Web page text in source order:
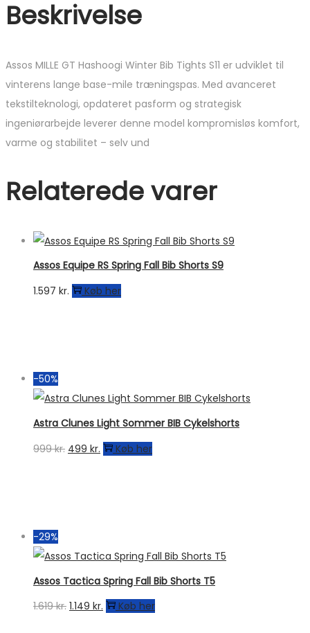
Beskrivelse
Assos MILLE GT Hashoogi Winter Bib Tights S11 er udviklet til
vinterens lange base-mile træningspas. Med avanceret
tekstilteknologi, opdateret pasform og strategisk
ingeniørarbejde leverer denne model kompromisløs komfort,
varme og stabilitet – selv und
Relaterede varer
Assos Equipe RS Spring Fall Bib Shorts S9
1.597 kr. Køb her
-50%
Astra Clunes Light Sommer BIB Cykelshorts
999kr. Den
499 kr. DenKøb her
-29%
Assos Tactica Spring Fall Bib Shorts T5
1.619kr. Den
1.149 kr. DenKøb her